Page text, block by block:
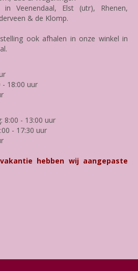
Veenendaal, Elst (utr), Rhenen,
& de Klomp.
ook afhalen in onze winkel in
18:00 uur
8:00 - 13:00 uur
- 17:30 uur
hebben wij aangepaste